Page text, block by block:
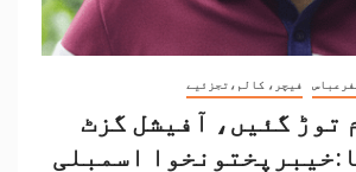
فیچر، کالم،تجزئیے
توڑ گئیں، آفیشل گزٹ
اسمبلی